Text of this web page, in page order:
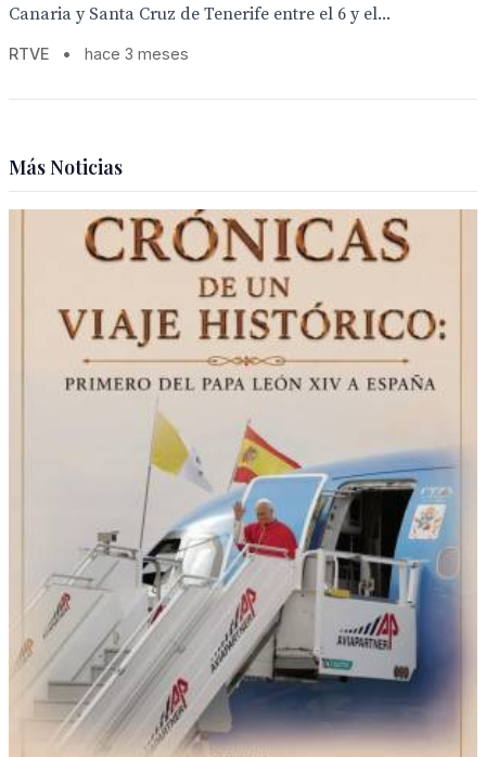
Canaria y Santa Cruz de Tenerife entre el 6 y el...
RTVE • hace 3 meses
Más Noticias